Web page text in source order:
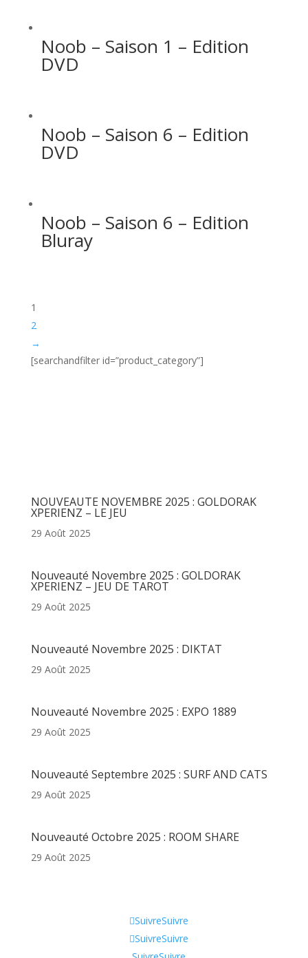
Noob – Saison 1 – Edition
DVD
Noob – Saison 6 – Edition
DVD
Noob – Saison 6 – Edition
Bluray
1
2
→
[searchandfilter id=”product_category”]
NOUVEAUTE NOVEMBRE 2025 : GOLDORAK
XPERIENZ – LE JEU
29 Août 2025
Nouveauté Novembre 2025 : GOLDORAK
XPERIENZ – JEU DE TAROT
29 Août 2025
Nouveauté Novembre 2025 : DIKTAT
29 Août 2025
Nouveauté Novembre 2025 : EXPO 1889
29 Août 2025
Nouveauté Septembre 2025 : SURF AND CATS
29 Août 2025
Nouveauté Octobre 2025 : ROOM SHARE
29 Août 2025
SuivreSuivre
SuivreSuivre